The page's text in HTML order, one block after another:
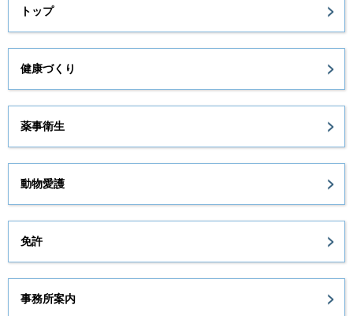
トップ
健康づくり
薬事衛生
動物愛護
免許
事務所案内